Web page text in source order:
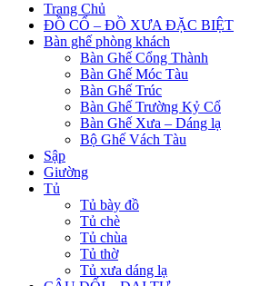
Trang Chủ
ĐỒ CỔ – ĐỒ XƯA ĐẶC BIỆT
Bàn ghế phòng khách
Bàn Ghế Cổng Thành
Bàn Ghế Móc Tàu
Bàn Ghế Trúc
Bàn Ghế Trường Kỷ Cổ
Bàn Ghế Xưa – Dáng lạ
Bộ Ghế Vách Tàu
Sập
Giường
Tủ
Tủ bày đồ
Tủ chè
Tủ chùa
Tủ thờ
Tủ xưa dáng lạ